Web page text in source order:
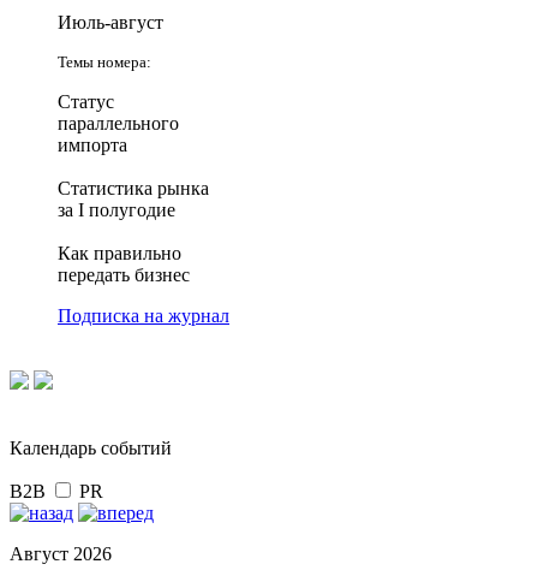
Июль-август
Темы номера:
Статус
параллельного
импорта
Статистика рынка
за I полугодие
Как правильно
передать бизнес
Подписка на журнал
Календарь событий
B2B PR
Август 2026